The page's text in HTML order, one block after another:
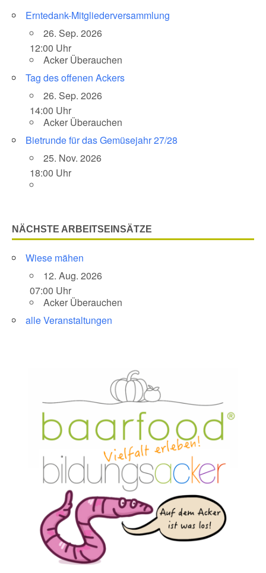
Erntedank-Mitgliederversammlung
26. Sep. 2026
12:00 Uhr
Acker Überauchen
Tag des offenen Ackers
26. Sep. 2026
14:00 Uhr
Acker Überauchen
Bietrunde für das Gemüsejahr 27/28
25. Nov. 2026
18:00 Uhr
NÄCHSTE ARBEITSEINSÄTZE
Wiese mähen
12. Aug. 2026
07:00 Uhr
Acker Überauchen
alle Veranstaltungen